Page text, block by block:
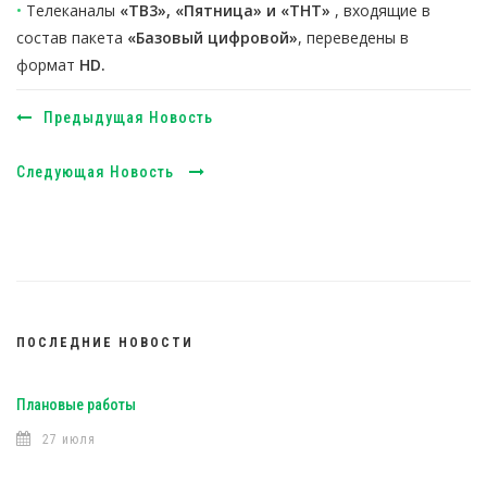
• Телеканалы «ТВ3», «Пятница» и «ТНТ» , входящие в
состав пакета «Базовый цифровой», переведены в
формат HD.
Предыдущая Новость
Следующая Новость
ПОСЛЕДНИЕ НОВОСТИ
Плановые работы
27 июля